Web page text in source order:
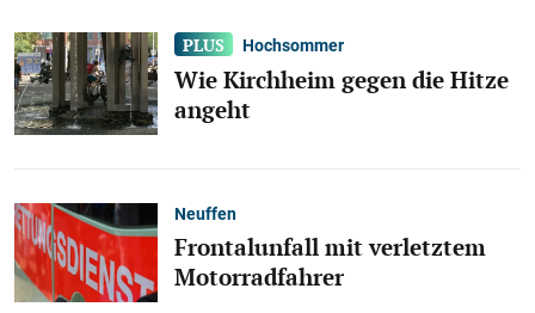
Hochsommer
Wie Kirchheim gegen die Hitze
angeht
Neuffen
Frontalunfall mit verletztem
Motorradfahrer